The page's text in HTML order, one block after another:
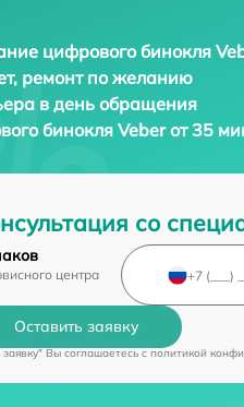
цифрового бинокля
ремонт по желанию
в день обращения
бинокля Veber от 35
со
центра
Оставить заявку
Вы соглашаетесь cполитикой